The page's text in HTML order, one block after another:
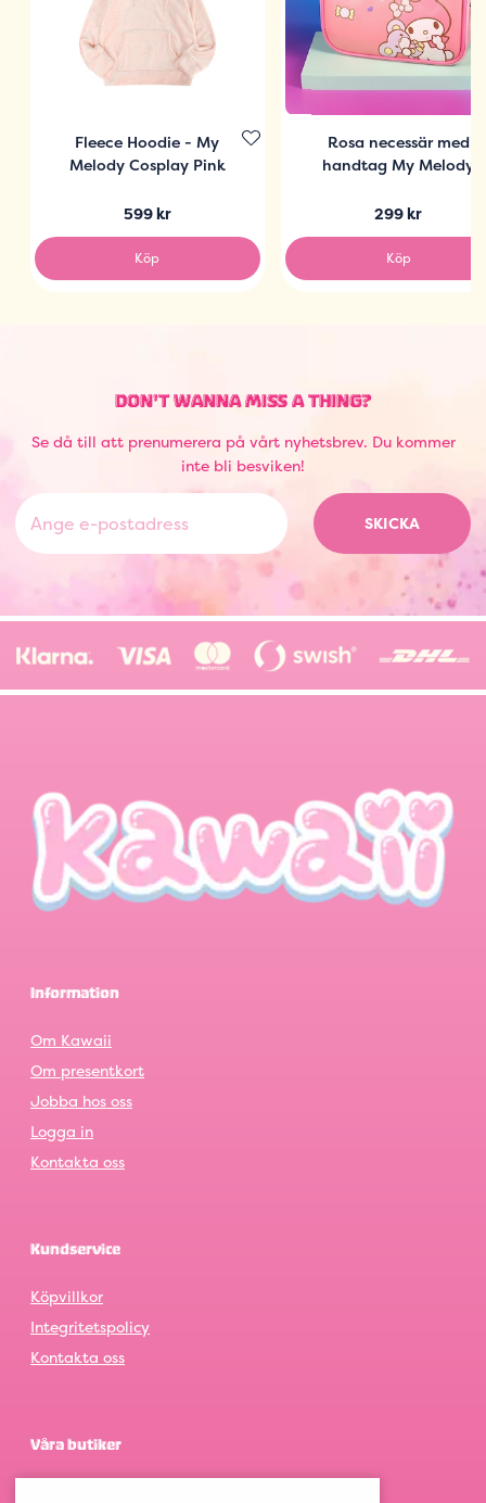
Fleece Hoodie - My
Melody Cosplay Pink
599 kr
Köp
Rosa necessär med
handtag My Melody
299 kr
Köp
DON'T WANNA MISS A THING?
Se då till att prenumerera på vårt nyhetsbrev. Du kommer
inte bli besviken!
SKICKA
Information
Om Kawaii
Om presentkort
Jobba hos oss
Logga in
Kontakta oss
Kundservice
Köpvillkor
Integritetspolicy
Kontakta oss
Våra butiker